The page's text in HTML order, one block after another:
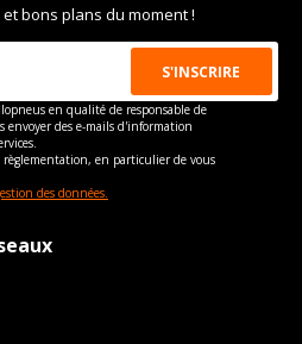
bons plans du moment !
en qualité de responsable de
des e-mails d'information
règlementation, en particulier de vous
des données.